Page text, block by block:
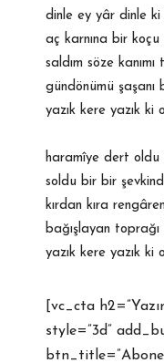
dinle ey yâr dinle ki
aç karnına bir
saldım söze
gündönümü
yazık kere yazık ki
haramîye dert
soldu bir bir
kırdan kıra
bağışlayan
yazık kere yazık ki
[vc_cta
style=”3d”